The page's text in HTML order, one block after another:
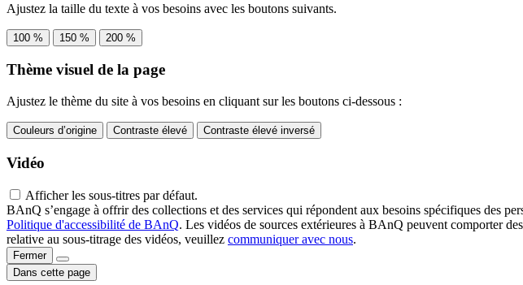
Ajustez la taille du texte à vos besoins avec les boutons suivants.
100 % 150 % 200 %
Thème visuel de la page
Ajustez le thème du site à vos besoins en cliquant sur les boutons ci-dessous :
Couleurs d’origine Contraste élevé Contraste élevé inversé
Vidéo
Afficher les sous-titres par défaut.
BAnQ s’engage à offrir des collections et des services qui répondent aux besoins spécifiques des
Politique d'accessibilité de BAnQ. Les vidéos de sources extérieures à BAnQ peuvent comporter
relative au sous-titrage des vidéos, veuillez communiquer avec nous.
Fermer
Dans cette page